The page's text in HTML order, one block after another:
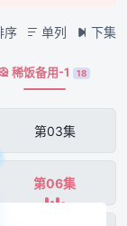
序  单列  下集
稀饭备用-1 18
第03集
第06集